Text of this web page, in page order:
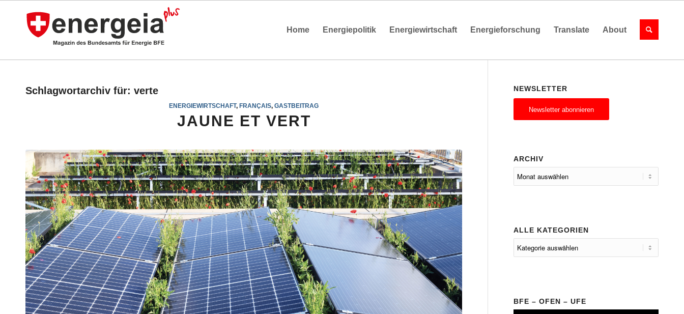
Home Energiepolitik Energiewirtschaft Energieforschung Translate About
Schlagwortarchiv für: verte
ENERGIEWIRTSCHAFT,FRANÇAIS,GASTBEITRAG
JAUNE ET VERT
NEWSLETTER
Newsletter abonnieren
ARCHIV
ALLE KATEGORIEN
BFE – OFEN – UFE